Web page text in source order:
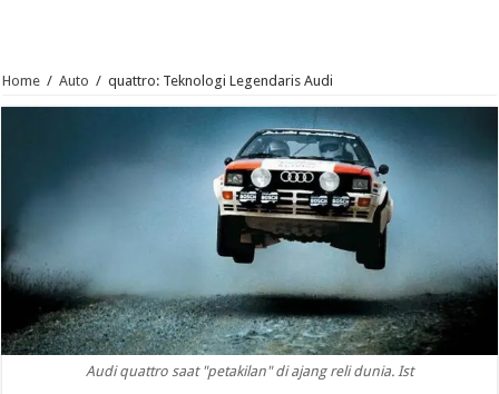
Home / Auto / quattro: Teknologi Legendaris Audi
Audi quattro saat "petakilan" di ajang reli dunia. Ist